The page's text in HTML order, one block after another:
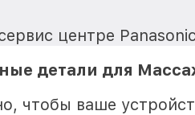
центре
детали для
чтобы ваше